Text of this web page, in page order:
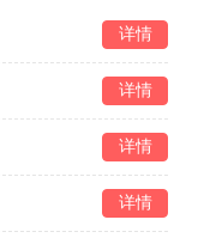
详情
详情
详情
详情